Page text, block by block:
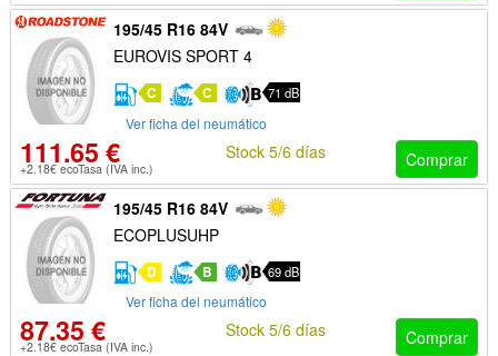
195/45 R16 84V
EUROVIS SPORT 4
C C 71 dB
Ver ficha del neumático
111.65 €
+2.18€ ecoTasa (IVA inc.) Comprar
Stock 5/6 días
195/45 R16 84V
ECOPLUSUHP
D B 69 dB
Ver ficha del neumático
87.35 €
+2.18€ ecoTasa (IVA inc.) Comprar
Stock 5/6 días